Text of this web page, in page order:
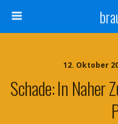
12. Oktober
Schade: In Naher